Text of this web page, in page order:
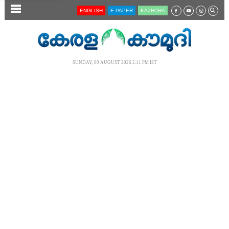
SECTIONS ENGLISH E-PAPER KĀZHCHA
SUNDAY, 09 AUGUST 2026 2.11 PM IST